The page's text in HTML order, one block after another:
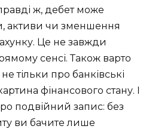
ж, дебет може
активи чи зменшення
Це не завжди
сенсі. Також варто
тільки про банківські
фінансового стану. І
подвійний запис: без
ви бачите лише